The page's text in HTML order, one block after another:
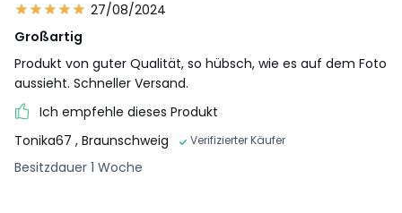
27/08/2024
Großartig
Produkt von guter Qualität, so hübsch, wie es auf dem Foto
aussieht. Schneller Versand.
Ich empfehle dieses Produkt
Tonika67 , Braunschweig Verifizierter Käufer
Besitzdauer 1 Woche